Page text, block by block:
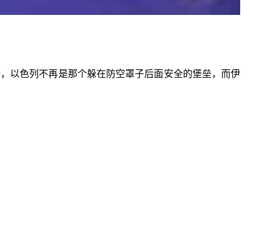
以色列不再是那个躲在防空罩子后面安全的堡垒，而伊